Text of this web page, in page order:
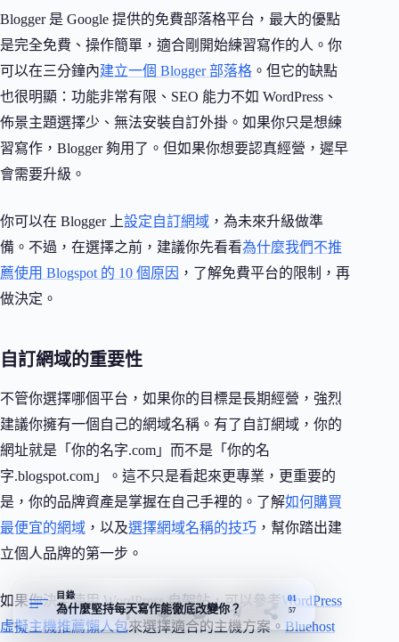
Blogger 是 Google 提供的免費部落格平台，最大的優點
是完全免費、操作簡單，適合剛開始練習寫作的人。你
可以在三分鐘內建立一個 Blogger 部落格 。但它的缺點
也很明顯：功能非常有限、SEO 能力不如 WordPress、
佈景主題選擇少、無法安裝自訂外掛。如果你只是想練
習寫作，Blogger 夠用了。但如果你想要認真經營，遲早
會需要升級。
你可以在 Blogger 上設定自訂網域 ，為未來升級做準
備。不過，在選擇之前，建議你先看看為什麼我們不推
薦使用 Blogspot 的 10 個原因 ，了解免費平台的限制，再
做決定。
自訂網域的重要性
不管你選擇哪個平台，如果你的目標是長期經營，強烈
建議你擁有一個自己的網域名稱。有了自訂網域，你的
網址就是「你的名字.com」而不是「你的名
字.blogspot.com」。這不只是看起來更專業，更重要的
是，你的品牌資產是掌握在自己手裡的。了解如何購買
最便宜的網域 ，以及選擇網域名稱的技巧 ，幫你踏出建
立個人品牌的第一步。
如果你決定使用 WordPress 自架站，可以參考WordPress
虛擬主機推薦懶人包來選擇適合的主機方案。Bluehost
目錄
為什麼堅持每天寫作能徹底改變你？
01
57